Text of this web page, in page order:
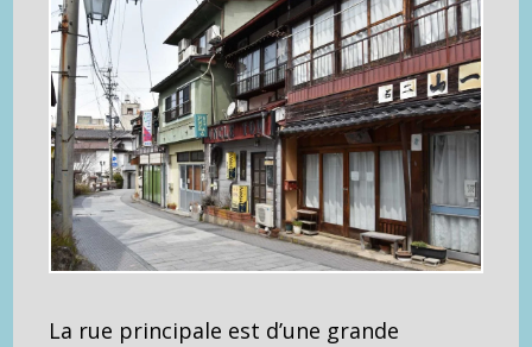
La rue principale est d’une grande